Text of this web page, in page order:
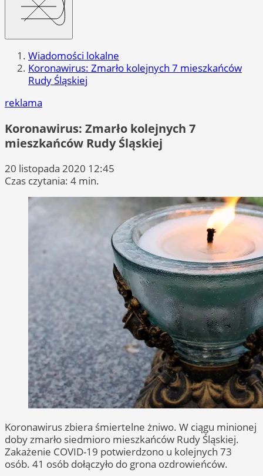
Wiadomości lokalne
Koronawirus: Zmarło kolejnych 7 mieszkańców
Rudy Śląskiej
reklama
Koronawirus: Zmarło kolejnych 7
mieszkańców Rudy Śląskiej
20 listopada 2020 12:45
Czas czytania: 4 min.
Koronawirus zbiera śmiertelne żniwo. W ciągu minionej
doby zmarło siedmioro mieszkańców Rudy Śląskiej.
Zakażenie COVID-19 potwierdzono u kolejnych 73
osób. 41 osób dołączyło do grona ozdrowieńców.